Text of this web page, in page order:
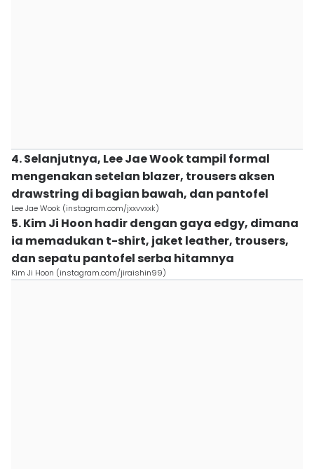
4. Selanjutnya, Lee Jae Wook tampil formal
mengenakan setelan blazer, trousers aksen
drawstring di bagian bawah, dan pantofel
Lee Jae Wook (instagram.com/jxxvvxxk)
5. Kim Ji Hoon hadir dengan gaya edgy, dimana
ia memadukan t-shirt, jaket leather, trousers,
dan sepatu pantofel serba hitamnya
Kim Ji Hoon (instagram.com/jiraishin99)